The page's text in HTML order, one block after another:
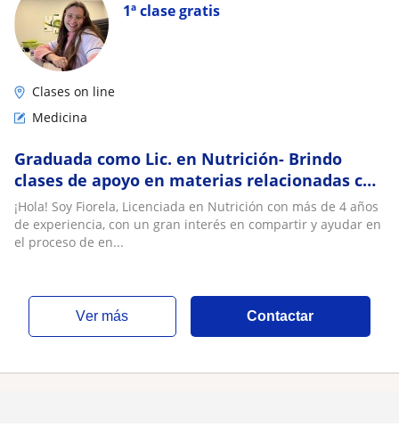
1ª clase gratis
Clases on line
Medicina
Graduada como Lic. en Nutrición- Brindo
clases de apoyo en materias relacionadas con
la salud y nutrición-Fisiologia, Fisiopatolog
¡Hola! Soy Fiorela, Licenciada en Nutrición con más de 4 años
de experiencia, con un gran interés en compartir y ayudar en
el proceso de en...
ver más Contactar